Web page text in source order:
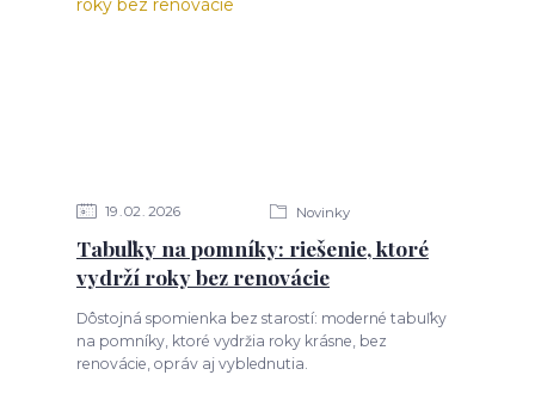
19 02 2026 Novinky
Tabuľky na pomníky: riešenie, ktoré
vydrží roky bez renovácie
Dôstojná spomienka bez starostí: moderné tabuľky
na pomníky, ktoré vydržia roky krásne, bez
renovácie, opráv aj vyblednutia.